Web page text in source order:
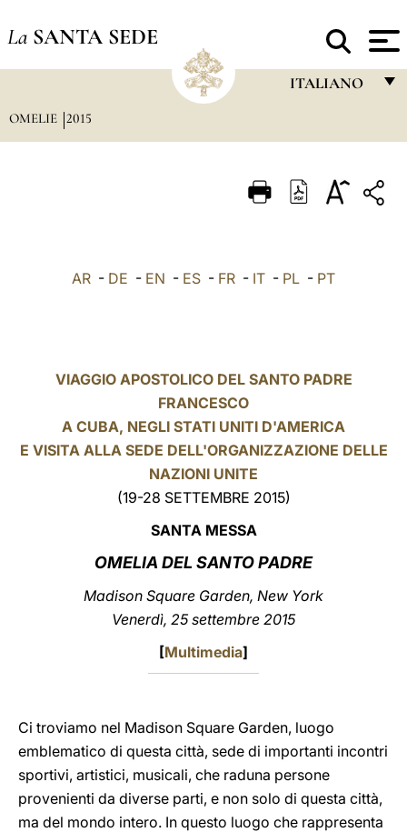
La SANTA SEDE
ITALIANO
ITALIANO
LATINE
OMELIE 2015
AR - DE - EN - ES - FR - IT - PL - PT
VIAGGIO APOSTOLICO DEL SANTO PADRE
FRANCESCO
A CUBA, NEGLI STATI UNITI D'AMERICA
E VISITA ALLA SEDE DELL'ORGANIZZAZIONE DELLE
NAZIONI UNITE
(19-28 SETTEMBRE 2015)
SANTA MESSA
OMELIA DEL SANTO PADRE
Madison Square Garden, New York
Venerdì, 25 settembre 2015
[Multimedia]
Ci troviamo nel Madison Square Garden, luogo
emblematico di questa città, sede di importanti incontri
sportivi, artistici, musicali, che raduna persone
provenienti da diverse parti, e non solo di questa città,
ma del mondo intero. In questo luogo che rappresenta